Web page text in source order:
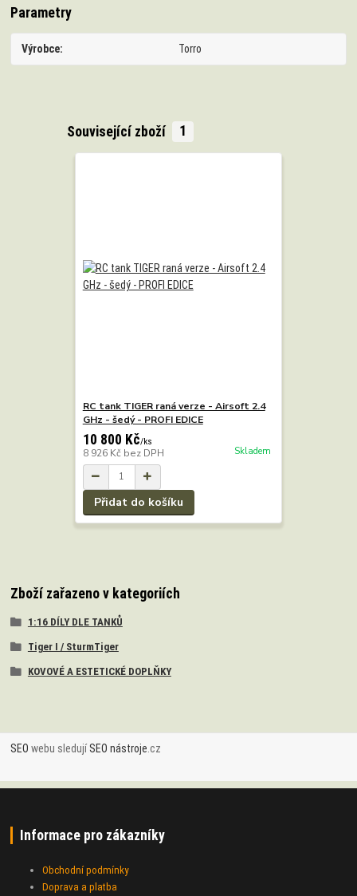
Parametry
Výrobce Torro
Související zboží 1
RC tank TIGER raná verze - Airsoft 2.4
GHz - šedý - PROFI EDICE
10 800 Kč/ks
8 926 Kč bez DPH Skladem
Přidat do košíku
Zboží zařazeno v kategoriích
1:16 DÍLY DLE TANKŮ
Tiger I / SturmTiger
KOVOVÉ A ESTETICKÉ DOPLŇKY
SEO webu sledujíSEO nástroje .cz
Informace pro zákazníky
Obchodní podmínky
Doprava a platba